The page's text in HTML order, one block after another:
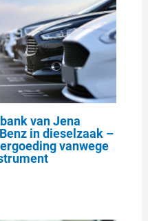
van Jena
in dieselzaak –
vanwege